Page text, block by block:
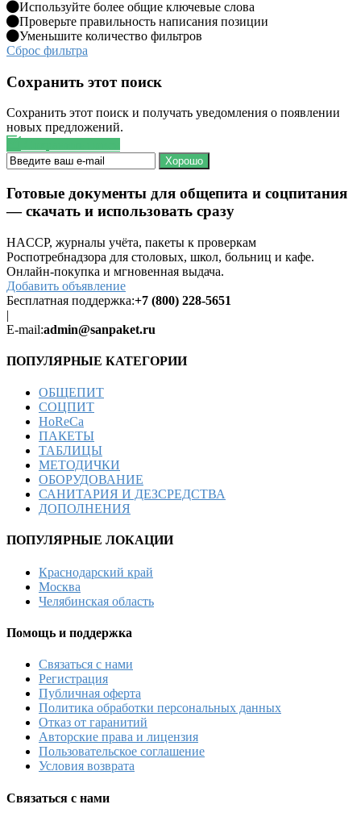
Используйте более общие ключевые слова
Проверьте правильность написания позиции
Уменьшите количество фильтров
Сброс фильтра
Сохранить этот поиск
Сохранить этот поиск и получать уведомления о появлении
новых предложений.
Хорошо
Готовые документы для общепита и соцпитания
— скачать и использовать сразу
HACCP, журналы учёта, пакеты к проверкам
Роспотребнадзора для столовых, школ, больниц и кафе.
Онлайн-покупка и мгновенная выдача.
Добавить объявление
Бесплатная поддержка:+7 (800) 228-5651
|
E-mail:admin@sanpaket.ru
ПОПУЛЯРНЫЕ КАТЕГОРИИ
ОБЩЕПИТ
СОЦПИТ
HoReCa
ПАКЕТЫ
ТАБЛИЦЫ
МЕТОДИЧКИ
ОБОРУДОВАНИЕ
САНИТАРИЯ И ДЕЗСРЕДСТВА
ДОПОЛНЕНИЯ
ПОПУЛЯРНЫЕ ЛОКАЦИИ
Краснодарский край
Москва
Челябинская область
Помощь и поддержка
Связаться с нами
Регистрация
Публичная оферта
Политика обработки персональных данных
Отказ от гаранитий
Авторские права и лицензия
Пользовательское соглашение
Условия возврата
Связаться с нами